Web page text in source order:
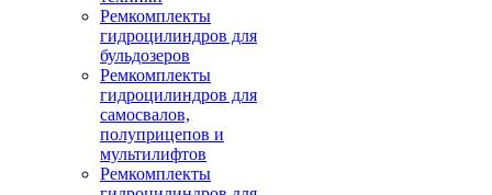
Ремкомплекты
гидроцилиндров для
бульдозеров
Ремкомплекты
гидроцилиндров для
самосвалов,
полуприцепов и
мультилифтов
Ремкомплекты